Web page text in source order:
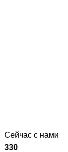
Сейчас с нами
330